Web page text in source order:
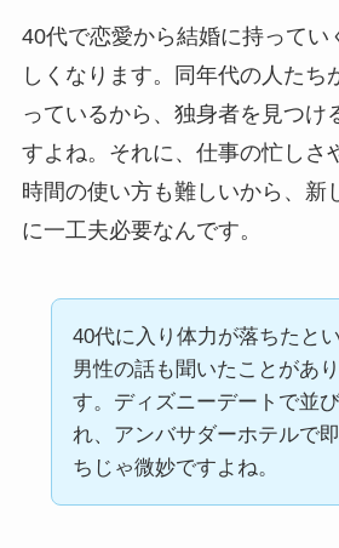
40代で恋愛から結婚に持ってい
しくなります。同年代の人たち
っているから、独身者を見つけ
すよね。それに、仕事の忙しさ
時間の使い方も難しいから、新
に一工夫必要なんです。
40代に入り体力が落ちたとい
男性の話も聞いたことがあ
す。ディズニーデートで並
れ、アンバサダーホテルで
ちじゃ微妙ですよね。